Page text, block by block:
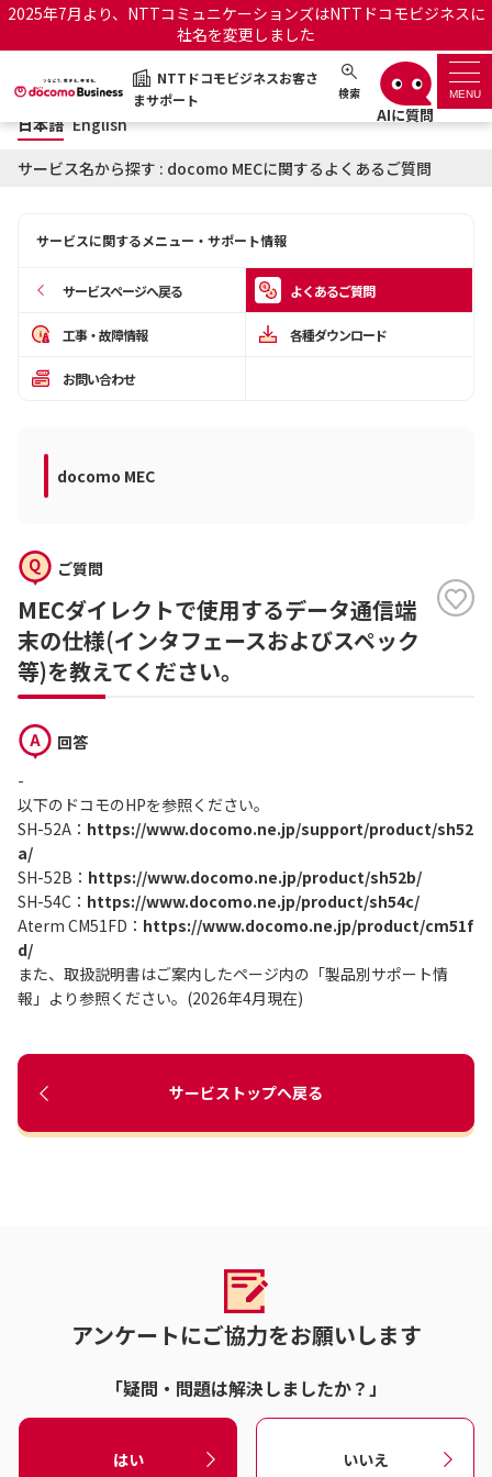
2025年7月より、NTTコミュニケーションズはNTTドコモビジネスに
社名を変更しました
NTTドコモビジネスお客さ
まサポート
検索 MENU
NTTドコモビジネスお客さまサポート 日本語 English
サポートトップ
お知らせ サポートサイトの使い方
OCNのお客さまはこちら
日本語 English
サービス名から探す : docomo MECに関するよくあるご質問
サービスに関するメニュー・サポート情報
サービスページへ戻る よくあるご質問
工事・故障情報 各種ダウンロード
お問い合わせ
docomo MEC
ご質問
MECダイレクトで使用するデータ通信端
末の仕様(インタフェースおよびスペック
等)を教えてください。
回答
-
以下のドコモのHPを参照ください。
SH-52A： https://www.docomo.ne.jp/support/product/sh52
a/
SH-52B： https://www.docomo.ne.jp/product/sh52b/
SH-54C： https://www.docomo.ne.jp/product/sh54c/
Aterm CM51FD： https://www.docomo.ne.jp/product/cm51f
d/
また、取扱説明書はご案内したページ内の「製品別サポート情
報」より参照ください。(2026年4月現在)
サービストップへ戻る
アンケートにご協力をお願いします
「疑問・問題は解決しましたか？」
はい いいえ